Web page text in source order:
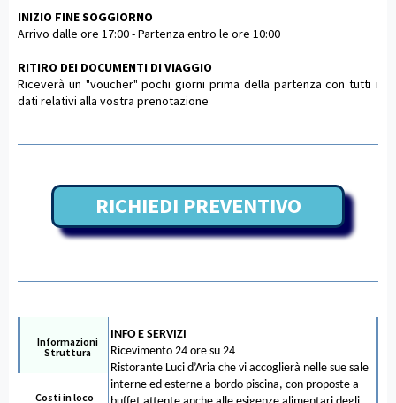
INIZIO FINE SOGGIORNO
Arrivo dalle ore 17:00 - Partenza entro le ore 10:00
RITIRO DEI DOCUMENTI DI VIAGGIO
Riceverà un "voucher" pochi giorni prima della partenza con tutti i
dati relativi alla vostra prenotazione
RICHIEDI PREVENTIVO
Informazioni
Struttura
Costi in loco
INFO E SERVIZI
Ricevimento 24 ore su 24
Ristorante Luci d’Aria che vi accoglierà nelle sue sale
interne ed esterne a bordo piscina, con proposte a